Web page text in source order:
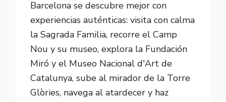
Barcelona se descubre mejor con
experiencias auténticas: visita con calma
la Sagrada Familia, recorre el Camp
Nou y su museo, explora la Fundación
Miró y el Museo Nacional d'Art de
Catalunya, sube al mirador de la Torre
Glòries, navega al atardecer y haz